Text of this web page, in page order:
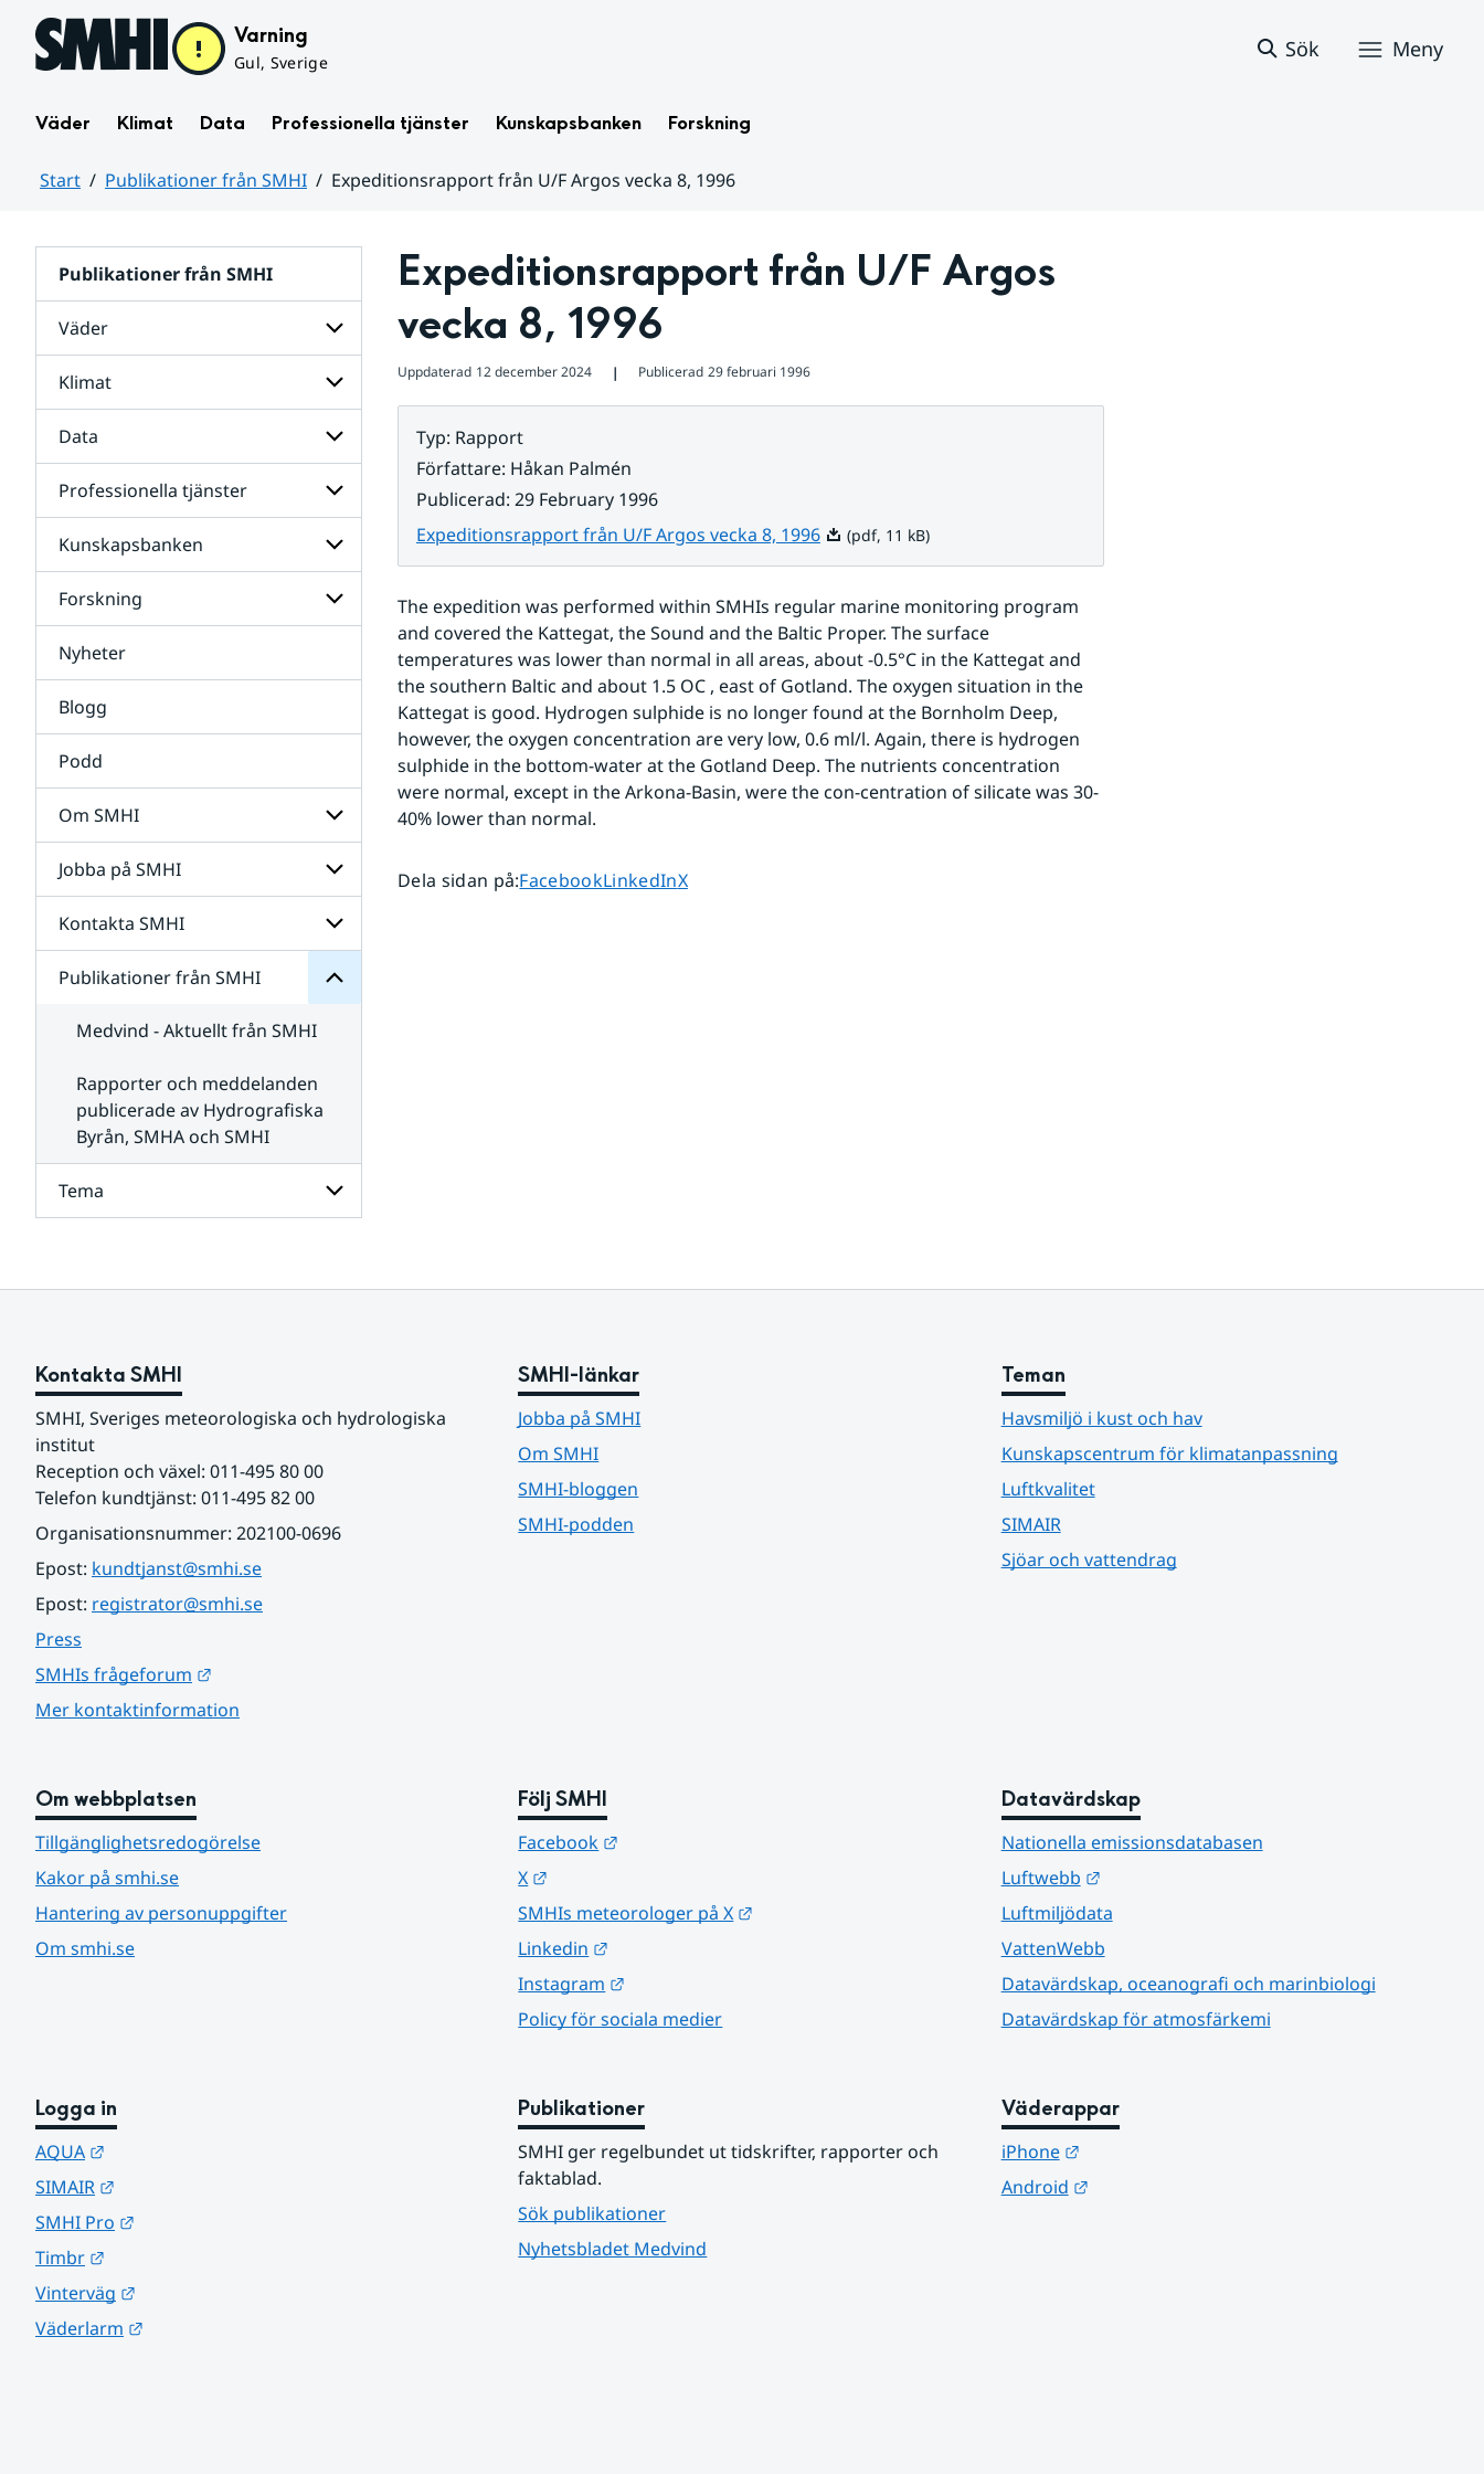
Hoppa till sidans innehåll Varning
Gul, Sverige
Sök Meny
Väder Klimat Data Professionella tjänster Kunskapsbanken Forskning
Start Publikationer från SMHI
Expeditionsrapport från U/F Argos vecka 8, 1996
Publikationer från SMHI
Väder
Undersidor
för
Väder
Klimat
Undersidor
för
Klimat
Data
Undersidor
för
Data
Professionella tjänster
Undersidor
för
Professionella
tjänster
Kunskapsbanken
Undersidor
för
Kunskapsbanken
Forskning
Undersidor
för
Forskning
Nyheter
Blogg
Podd
Om SMHI
Undersidor
för
Om
SMHI
Jobba på SMHI
Undersidor
för
Jobba
på
Kontakta SMHI
Undersidor
Kontakta
SMHI
Publikationer från SMHI
Undersidor
för
Publikationer
från
SMHI
Medvind - Aktuellt från SMHI
Rapporter och meddelanden
publicerade av Hydrografiska
Byrån, SMHA och SMHI
Tema
Tema
Expeditionsrapport från U/F Argos
vecka 8, 1996
Uppdaterad 12 december 2024 ❘ Publicerad 29 februari 1996
Typ: Rapport
Författare: Håkan Palmén
Publicerad: 29 February 1996
Expeditionsrapport från U/F Argos vecka 8, 1996Pdf, 11 kB.
(pdf, 11 kB)
The expedition was performed within SMHIs regular marine monitoring program
and covered the Kattegat, the Sound and the Baltic Proper. The surface
temperatures was lower than normal in all areas, about -0.5°C in the Kattegat and
the southern Baltic and about 1.5 OC , east of Gotland. The oxygen situation in the
Kattegat is good. Hydrogen sulphide is no longer found at the Bornholm Deep,
however, the oxygen concentration are very low, 0.6 ml/l. Again, there is hydrogen
sulphide in the bottom-water at the Gotland Deep. The nutrients concentration
were normal, except in the Arkona-Basin, were the con-centration of silicate was 30-
40% lower than normal.
Dela sidan på:Dela sidan på
FacebookDela sidan på
LinkedInDela sidan på
X
Kontakta SMHI
SMHI, Sveriges meteorologiska och hydrologiska
institut
Reception och växel: 011-495 80 00
Telefon kundtjänst: 011-495 82 00
Organisationsnummer: 202100-0696
Epost: kundtjanst@smhi.se
Epost: registrator@smhi.se
Press
SMHIs frågeforum
Mer kontaktinformation
SMHI-länkar
Jobba på SMHI
Om SMHI
SMHI-bloggen
SMHI-podden
Teman
Havsmiljö i kust och hav
Kunskapscentrum för klimatanpassning
Luftkvalitet
SIMAIR
Sjöar och vattendrag
Om webbplatsen
Tillgänglighetsredogörelse
Kakor på smhi.se
Hantering av personuppgifter
Om smhi.se
Följ SMHI
Facebook
X
SMHIs meteorologer på X
Linkedin
Instagram
Policy för sociala medier
Datavärdskap
Nationella emissionsdatabasen
Luftwebb
Länk till annan webbplats.
Luftmiljödata
VattenWebb
Datavärdskap, oceanografi och marinbiologi
Datavärdskap för atmosfärkemi
Logga in
AQUA
SIMAIR
SMHI Pro
Timbr
Vinterväg
Väderlarm
Publikationer
SMHI ger regelbundet ut tidskrifter, rapporter och
faktablad.
Sök publikationer
Nyhetsbladet Medvind
Väderappar
iPhone
Länk till annan webbplats.
Android
Länk till annan webbplats.